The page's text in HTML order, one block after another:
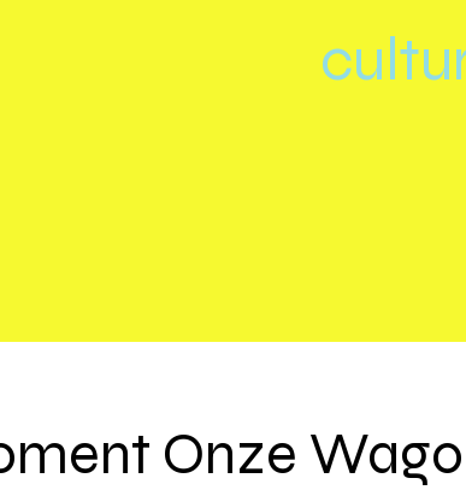
Onze